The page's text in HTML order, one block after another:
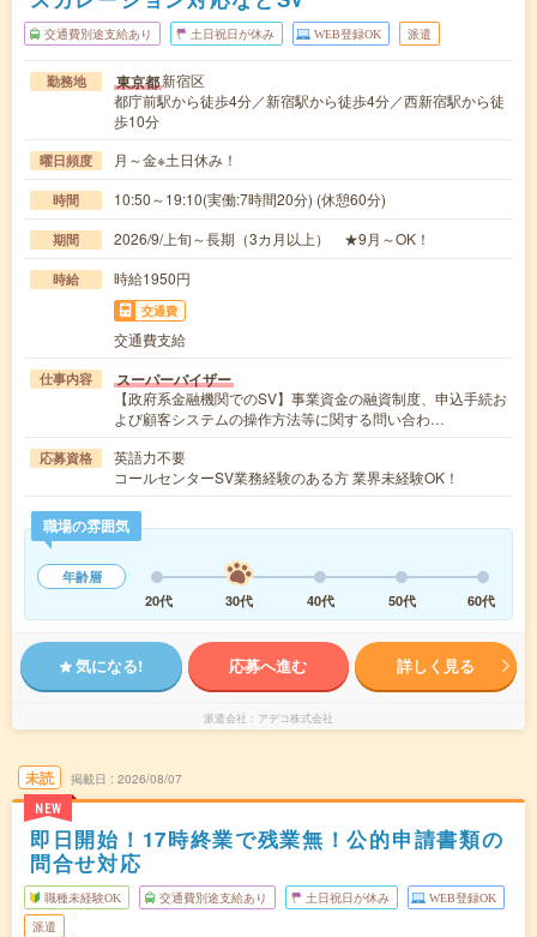
交通費別途支給あり 土日祝日が休み WEB登録OK 派遣
勤務地 東京都新宿区
都庁前駅から徒歩4分／新宿駅から徒歩4分／西新宿駅から徒
歩10分
曜日頻度 月～金※土日休み！
時間 10:50～19:10(実働:7時間20分) (休憩60分)
期間 2026/9/上旬～長期（3カ月以上） ★9月～OK！
時給 時給1950円
交通費
交通費支給
仕事内容 スーパーバイザー
【政府系金融機関でのSV】事業資金の融資制度、申込手続お
よび顧客システムの操作方法等に関する問い合わ…
応募資格
英語力不要
コールセンターSV業務経験のある方 業界未経験OK！
職場の雰囲気
年齢層
20代
30代 40代 50代 60代
気になる! 応募へ進む 詳しく見る
派遣会社 アデコ株式会社
未読
NEW
掲載日 2026/08/07
即日開始！17時終業で残業無！公的申請書類の
問合せ対応
職種未経験OK 交通費別途支給あり 土日祝日が休み WEB登録OK
派遣